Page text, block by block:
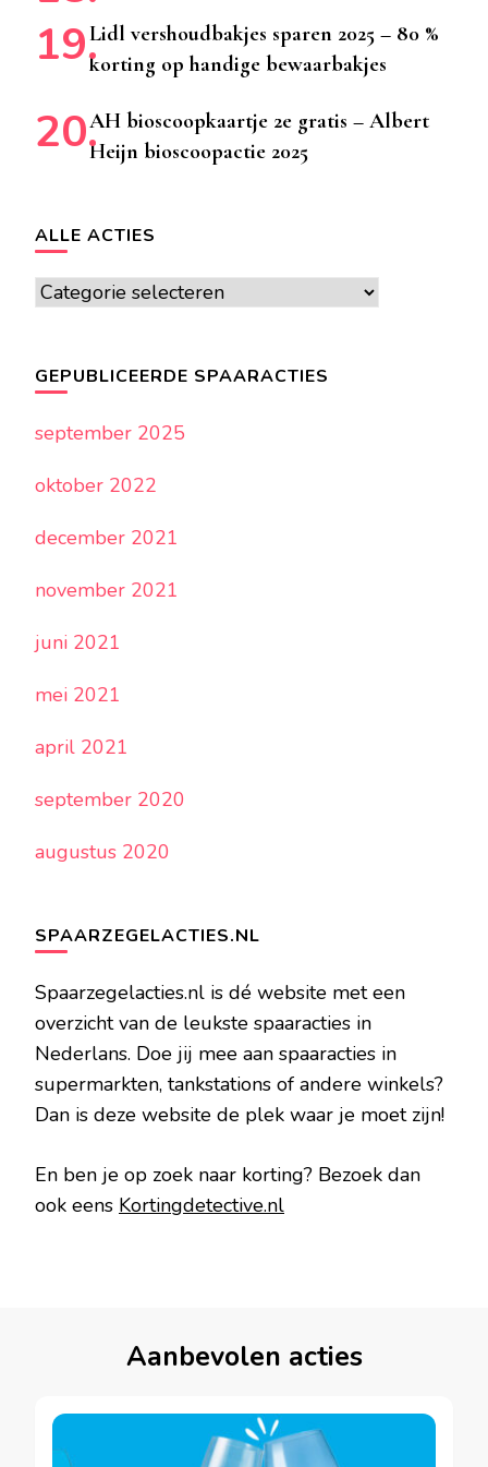
Lidl vershoudbakjes sparen 2025 – 80 %
korting op handige bewaarbakjes
AH bioscoopkaartje 2e gratis – Albert
Heijn bioscoopactie 2025
ALLE ACTIES
Alle
GEPUBLICEERDE SPAARACTIES
september 2025
oktober 2022
december 2021
november 2021
juni 2021
mei 2021
april 2021
september 2020
augustus 2020
SPAARZEGELACTIES.NL
Spaarzegelacties.nl is dé website met een
overzicht van de leukste spaaracties in
Nederlans. Doe jij mee aan spaaracties in
supermarkten, tankstations of andere winkels?
Dan is deze website de plek waar je moet zijn!
En ben je op zoek naar korting? Bezoek dan
ook eens Kortingdetective.nl
Aanbevolen acties